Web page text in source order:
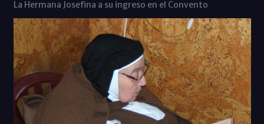
La Hermana Josefina a su ingreso en el Convento